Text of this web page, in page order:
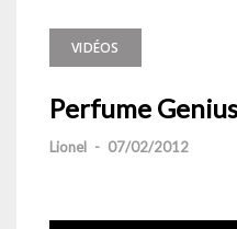
VIDÉOS
Perfume
Lionel - 07/02/2012